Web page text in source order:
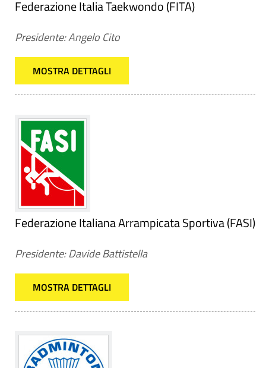
Federazione Italia Taekwondo (FITA)
Presidente: Angelo Cito
MOSTRA DETTAGLI
Federazione Italiana Arrampicata Sportiva (FASI)
Presidente: Davide Battistella
MOSTRA DETTAGLI